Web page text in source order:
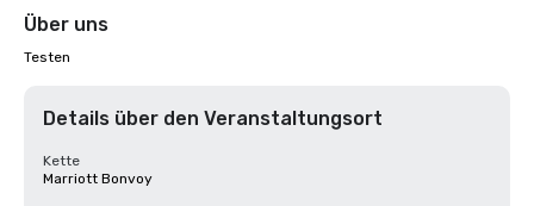
Über uns
Testen
Details über den Veranstaltungsort
Kette
Marriott Bonvoy